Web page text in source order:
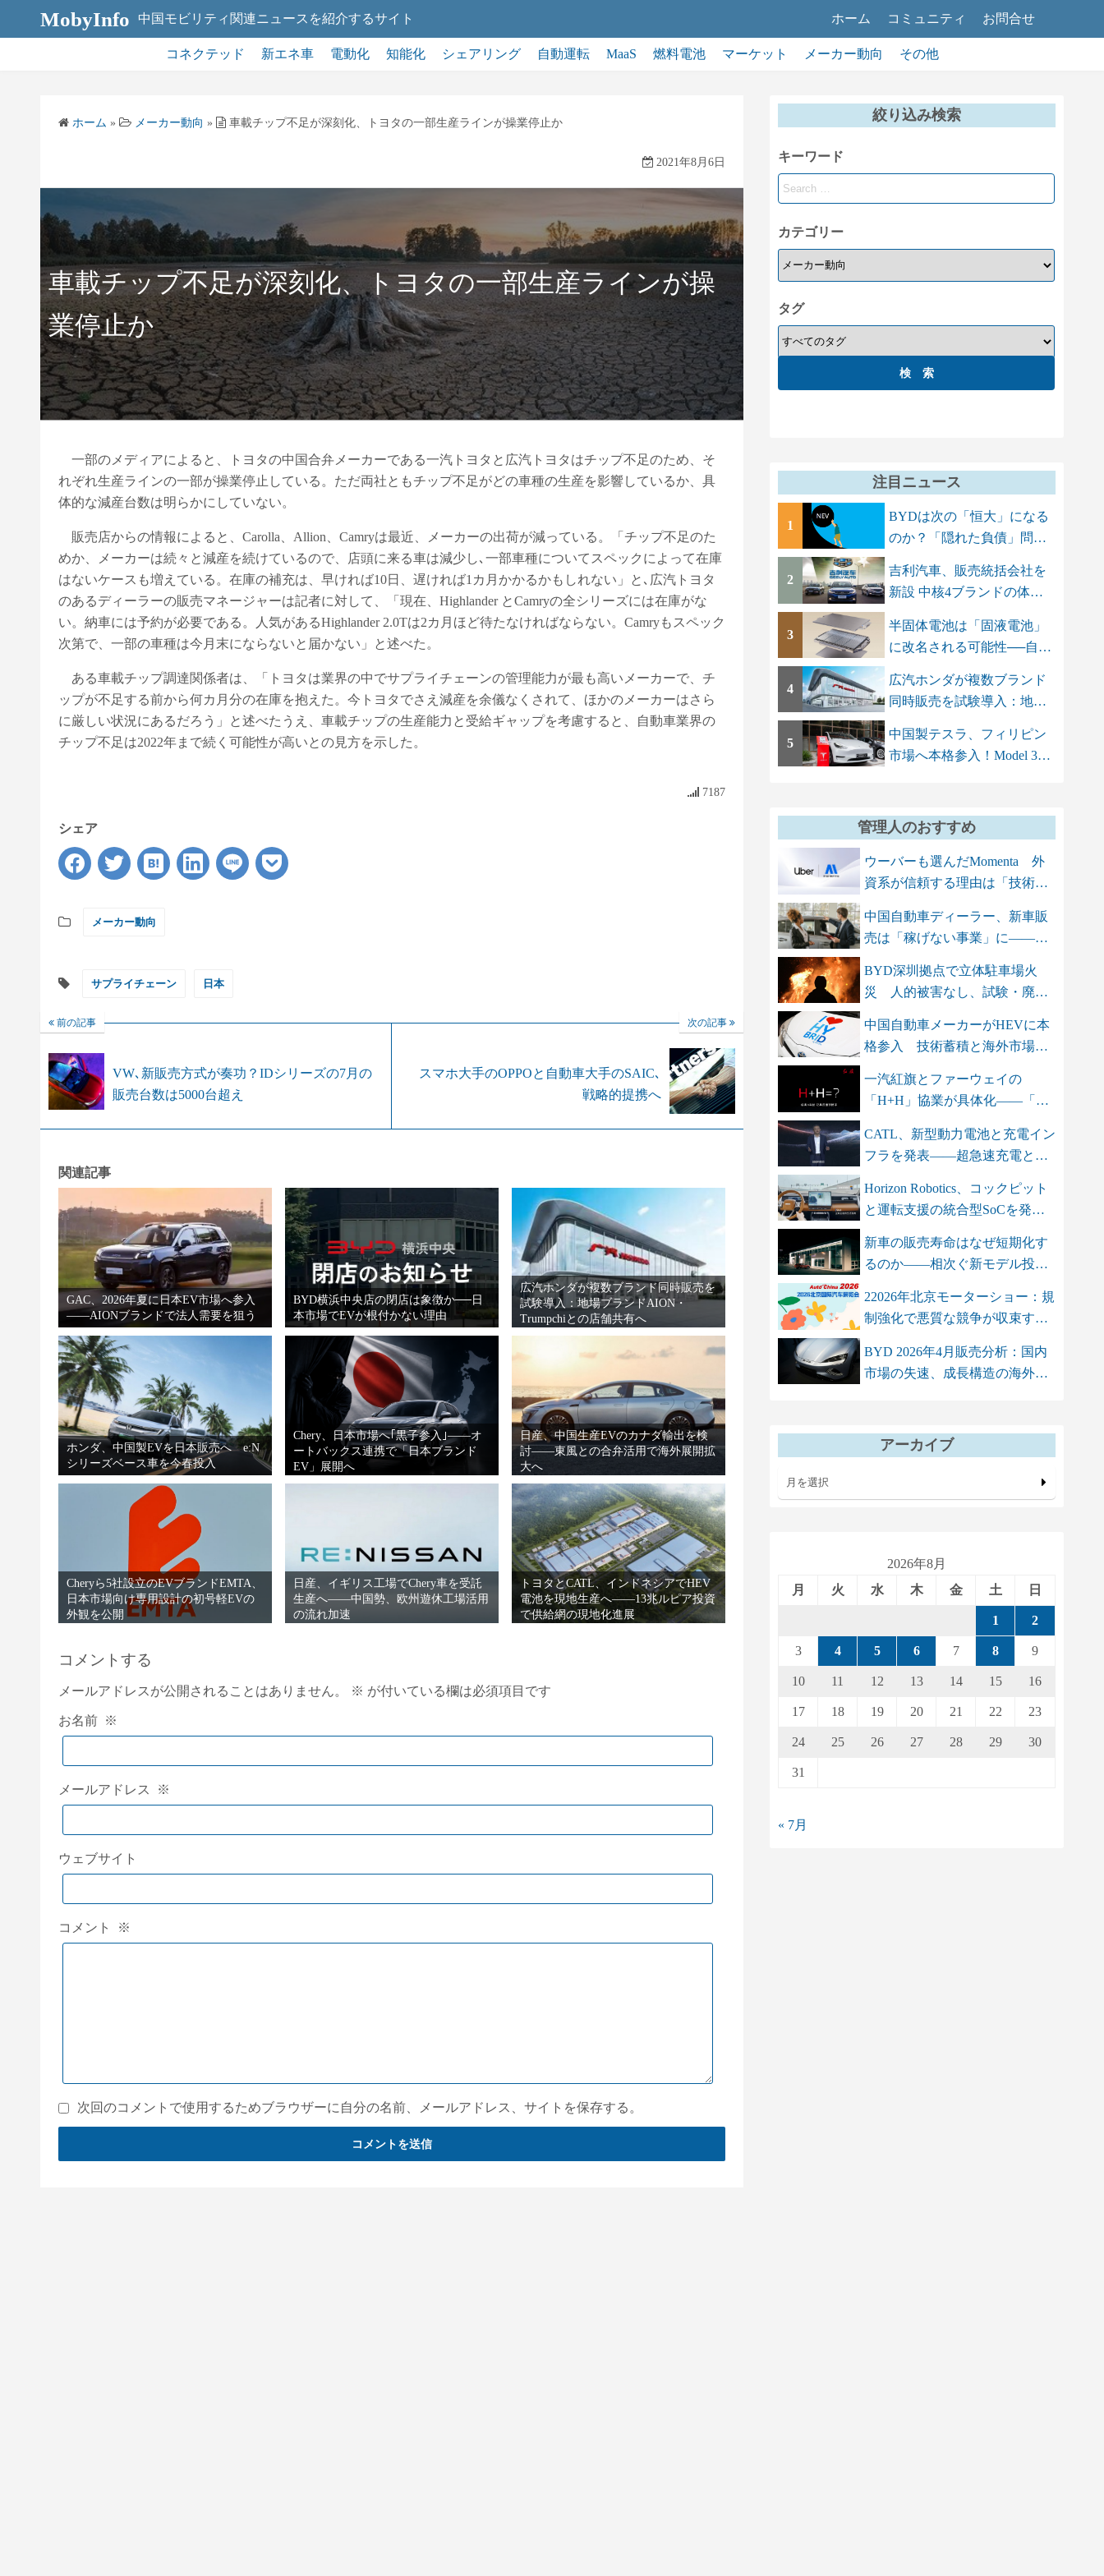
MobyInfo 中国モビリティ関連ニュースを紹介するサイト ホーム コミュニティ お問合せ
コネクテッド 新エネ車 電動化 知能化 シェアリング 自動運転 MaaS 燃料電池 マーケット メーカー動向 その他
ホーム » メーカー動向 » 車載チップ不足が深刻化、トヨタの一部生産ラインが操業停止か
2021年8月6日
車載チップ不足が深刻化、トヨタの一部生産ラインが操
業停止か
一部のメディアによると、トヨタの中国合弁メーカーである一汽トヨタと広汽トヨタはチップ不足のため、そ
れぞれ生産ラインの一部が操業停止している。ただ両社ともチップ不足がどの車種の生産を影響しているか、具
体的な減産台数は明らかにしていない。
販売店からの情報によると、Carolla、Allion、Camryは最近、メーカーの出荷が減っている。「チップ不足のた
めか、メーカーは続々と減産を続けているので、店頭に来る車は減少し､一部車種についてスペックによって在庫
はないケースも増えている。在庫の補充は、早ければ10日、遅ければ1カ月かかるかもしれない」と､広汽トヨタ
のあるディーラーの販売マネージャーは記者に対して、「現在、Highlander とCamryの全シリーズには在庫がな
い。納車には予約が必要である。人気があるHighlander 2.0Tは2カ月ほど待たなければならない。Camryもスペック
次第で、一部の車種は今月末にならないと届かない」と述べた。
ある車載チップ調達関係者は、「トヨタは業界の中でサプライチェーンの管理能力が最も高いメーカーで、チ
ップが不足する前から何カ月分の在庫を抱えた。今トヨタでさえ減産を余儀なくされて、ほかのメーカーはさら
に厳しい状況にあるだろう」と述べたうえ、車載チップの生産能力と受給ギャップを考慮すると、自動車業界の
チップ不足は2022年まで続く可能性が高いとの見方を示した。
7187
シェア
メーカー動向
サプライチェーン 日本
前の記事
VW､新販売方式が奏功？IDシリーズの7月の
販売台数は5000台超え
次の記事
スマホ大手のOPPOと自動車大手のSAIC､
戦略的提携へ
関連記事
GAC、2026年夏に日本EV市場へ参入
――AIONブランドで法人需要を狙う
BYD横浜中央店の閉店は象徴か──日
本市場でEVが根付かない理由
広汽ホンダが複数ブランド同時販売を
試験導入：地場ブランドAION・
Trumpchiとの店舗共有へ
ホンダ、中国製EVを日本販売へ e:N
シリーズベース車を今春投入
Chery、日本市場へ｢黒子参入｣――オ
ートバックス連携で「日本ブランド
EV」展開へ
日産、中国生産EVのカナダ輸出を検
討――東風との合弁活用で海外展開拡
大へ
Cheryら5社設立のEVブランドEMTA、
日本市場向け専用設計の初号軽EVの
外観を公開
日産、イギリス工場でChery車を受託
生産へ――中国勢、欧州遊休工場活用
の流れ加速
トヨタとCATL、インドネシアでHEV
電池を現地生産へ――13兆ルピア投資
で供給網の現地化進展
コメントする
メールアドレスが公開されることはありません。 ※ が付いている欄は必須項目です
お名前 ※
メールアドレス ※
ウェブサイト
コメント ※
次回のコメントで使用するためブラウザーに自分の名前、メールアドレス、サイトを保存する。
絞り込み検索
キーワード
カテゴリー
タグ
注目ニュース
1
BYDは次の「恒大」になる
のか？「隠れた負債」問題
2
吉利汽車、販売統括会社を
新設 中核4ブランドの体制
3
半固体電池は「固液電池」
に改名される可能性──自動
4
広汽ホンダが複数ブランド
同時販売を試験導入：地場
5
中国製テスラ、フィリピン
市場へ本格参入！Model 3と
管理人のおすすめ
ウーバーも選んだMomenta 外
資系が信頼する理由は「技術
中国自動車ディーラー、新車販
売は「稼げない事業」に――ア
BYD深圳拠点で立体駐車場火
災 人的被害なし、試験・廃車
中国自動車メーカーがHEVに本
格参入 技術蓄積と海外市場を
一汽紅旗とファーウェイの
「H+H」協業が具体化――「三
CATL、新型動力電池と充電イン
フラを発表――超急速充電と高
Horizon Robotics、コックピット
と運転支援の統合型SoCを発
新車の販売寿命はなぜ短期化す
るのか――相次ぐ新モデル投入
22026年北京モーターショー：規
制強化で悪質な競争が収束する
BYD 2026年4月販売分析：国内
市場の失速、成長構造の海外依
アーカイブ
月を選択
2026年8月
月
火 水 木 金 土 日
1 2
3 4 5 6 7 8 9
10 11 12 13 14 15 16
17 18 19 20 21 22 23
24 25 26 27 28 29 30
31
« 7月